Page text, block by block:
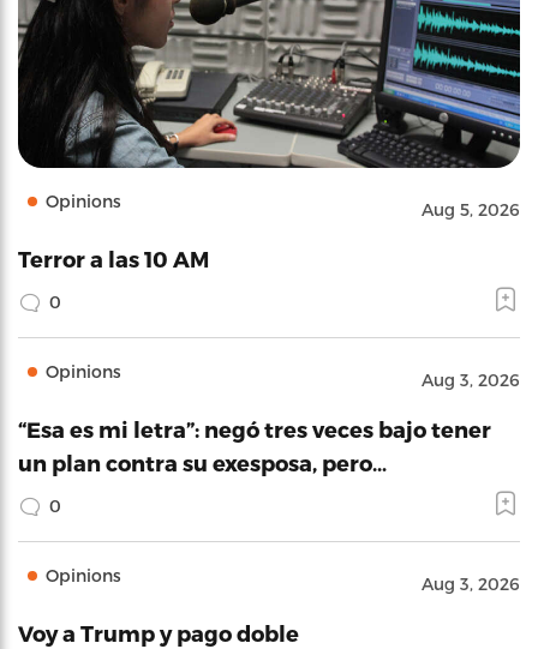
Opinions Aug 5, 2026
Terror a las 10 AM
0
Opinions Aug 3, 2026
“Esa es mi letra”: negó tres veces bajo tener
un plan contra su exesposa, pero…
0
Opinions Aug 3, 2026
Voy a Trump y pago doble